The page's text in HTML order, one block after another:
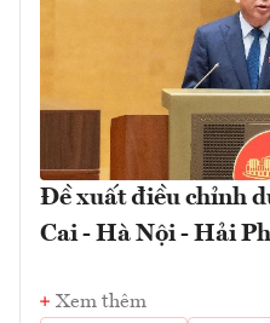
Đề xuất điều chỉnh
Cai - Hà Nội - Hải
Xem thêm